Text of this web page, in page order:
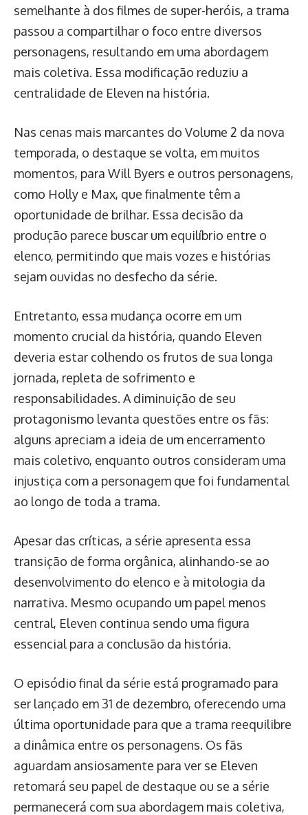
semelhante à dos filmes de super-heróis, a trama
passou a compartilhar o foco entre diversos
personagens, resultando em uma abordagem
mais coletiva. Essa modificação reduziu a
centralidade de Eleven na história.
Nas cenas mais marcantes do Volume 2 da nova
temporada, o destaque se volta, em muitos
momentos, para Will Byers e outros personagens,
como Holly e Max, que finalmente têm a
oportunidade de brilhar. Essa decisão da
produção parece buscar um equilíbrio entre o
elenco, permitindo que mais vozes e histórias
sejam ouvidas no desfecho da série.
Entretanto, essa mudança ocorre em um
momento crucial da história, quando Eleven
deveria estar colhendo os frutos de sua longa
jornada, repleta de sofrimento e
responsabilidades. A diminuição de seu
protagonismo levanta questões entre os fãs:
alguns apreciam a ideia de um encerramento
mais coletivo, enquanto outros consideram uma
injustiça com a personagem que foi fundamental
ao longo de toda a trama.
Apesar das críticas, a série apresenta essa
transição de forma orgânica, alinhando-se ao
desenvolvimento do elenco e à mitologia da
narrativa. Mesmo ocupando um papel menos
central, Eleven continua sendo uma figura
essencial para a conclusão da história.
O episódio final da série está programado para
ser lançado em 31 de dezembro, oferecendo uma
última oportunidade para que a trama reequilibre
a dinâmica entre os personagens. Os fãs
aguardam ansiosamente para ver se Eleven
retomará seu papel de destaque ou se a série
permanecerá com sua abordagem mais coletiva,